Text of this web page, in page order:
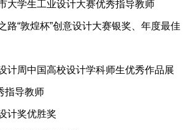
大学生工业设计大赛优秀指导教师
路“敦煌杯”创意设计大赛银奖、年度最佳
计周中国高校设计学科师生优秀作品展
指导教师
计奖优胜奖